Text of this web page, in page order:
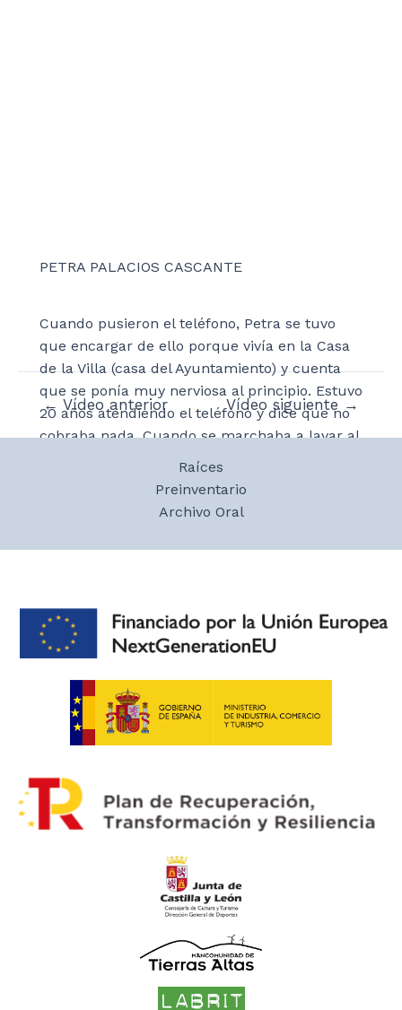
PETRA PALACIOS CASCANTE
Cuando pusieron el teléfono, Petra se tuvo
que encargar de ello porque vivía en la Casa
de la Villa (casa del Ayuntamiento) y cuenta
que se ponía muy nerviosa al principio. Estuvo
20 años atendiendo el teléfono y dice que no
cobraba nada. Cuando se marchaba a lavar al
río dejaba el teléfono descolgado porque no lo
podía atender. Desde Telefónica le daban un
10% de lo que ganaban con las llamadas. Las
familiares y dice que antes de la llamada se
También recibía telegramas y la Guardia Civil
tenía un teléfono aparte. Petra a veces
escuchaba las conversaciones y cuenta unas
anécdotas.
Navegación
← Vídeo anterior Vídeo siguiente →
Raíces
Preinventario
Archivo Oral